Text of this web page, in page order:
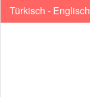
Türkisch - Englisch